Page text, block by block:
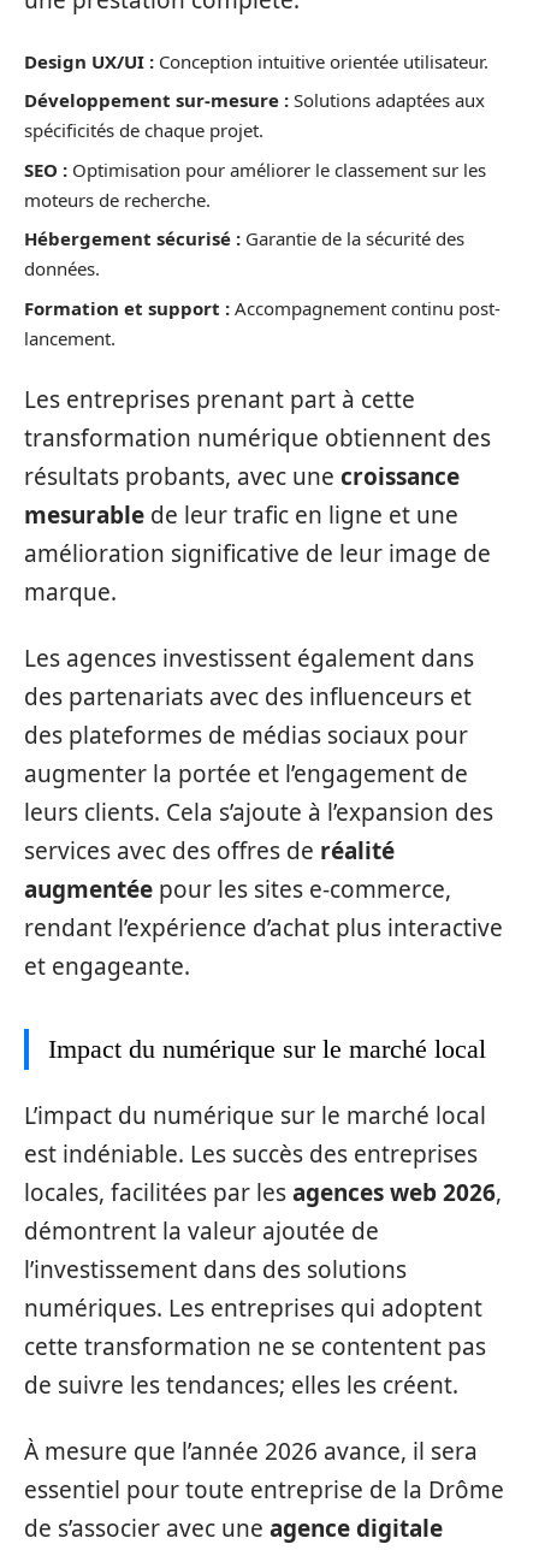
Design UX/UI : Conception intuitive orientée utilisateur.
Développement sur-mesure : Solutions adaptées aux
spécificités de chaque projet.
SEO : Optimisation pour améliorer le classement sur les
moteurs de recherche.
Hébergement sécurisé : Garantie de la sécurité des
données.
Formation et support : Accompagnement continu post-
lancement.
Les entreprises prenant part à cette
transformation numérique obtiennent des
résultats probants, avec une croissance
mesurable de leur trafic en ligne et une
amélioration significative de leur image de
marque.
Les agences investissent également dans
des partenariats avec des influenceurs et
des plateformes de médias sociaux pour
augmenter la portée et l’engagement de
leurs clients. Cela s’ajoute à l’expansion des
services avec des offres de réalité
augmentée pour les sites e-commerce,
rendant l’expérience d’achat plus interactive
et engageante.
Impact du numérique sur le marché local
L’impact du numérique sur le marché local
est indéniable. Les succès des entreprises
locales, facilitées par lesagences web 2026,
démontrent la valeur ajoutée de
l’investissement dans des solutions
numériques. Les entreprises qui adoptent
cette transformation ne se contentent pas
de suivre les tendances; elles les créent.
À mesure que l’année 2026 avance, il sera
essentiel pour toute entreprise de la Drôme
de s’associer avec une agence digitale